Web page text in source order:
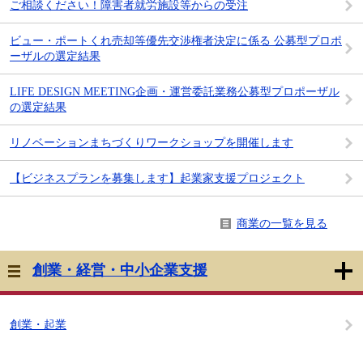
ご相談ください！障害者就労施設等からの受注
ビュー・ポートくれ売却等優先交渉権者決定に係る 公募型プロポ
ーザルの選定結果
LIFE DESIGN MEETING企画・運営委託業務公募型プロポーザル
の選定結果
リノベーションまちづくりワークショップを開催します
【ビジネスプランを募集します】起業家支援プロジェクト
商業の一覧を見る
創業・経営・中小企業支援
創業・起業